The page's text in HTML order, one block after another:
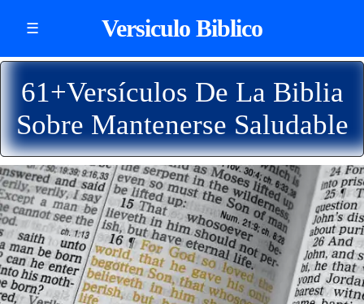
☰ Versiculo Biblico
61+Versículos De La Biblia
Sobre Mantenerse Saludable